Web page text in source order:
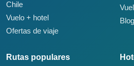
Chile
Vuelo + hotel
Ofertas de viaje
Rutas populares